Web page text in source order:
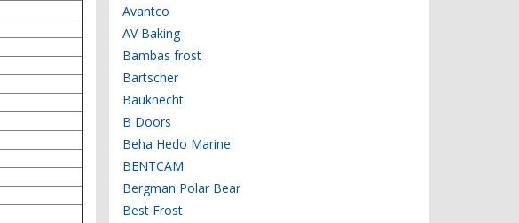
Avantco
AV Baking
Bambas frost
Bartscher
Bauknecht
B Doors
Beha Hedo Marine
BENTCAM
Bergman Polar Bear
Best Frost